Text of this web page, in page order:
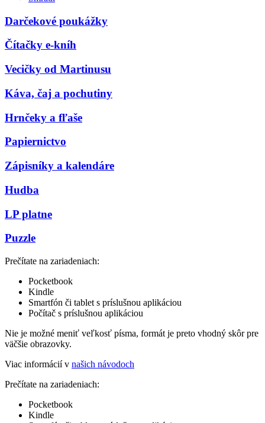
Darčekové poukážky
Čítačky e-kníh
Vecičky od Martinusu
Káva, čaj a pochutiny
Hrnčeky a fľaše
Papiernictvo
Zápisníky a kalendáre
Hudba
LP platne
Puzzle
Prečítate na zariadeniach:
Pocketbook
Kindle
Smartfón či tablet s príslušnou aplikáciou
Počítač s príslušnou aplikáciou
Nie je možné meniť veľkosť písma, formát je preto vhodný skôr pre
väčšie obrazovky.
Viac informácií v našich návodoch
Prečítate na zariadeniach:
Pocketbook
Kindle